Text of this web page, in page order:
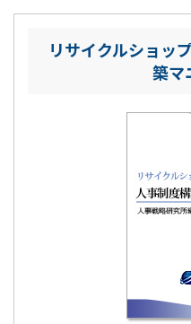
リサイクルショッ
築マ